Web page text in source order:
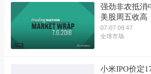
强劲非农抵消
美股周五收高
07-07 09:47
全球市场
小米IPO价定